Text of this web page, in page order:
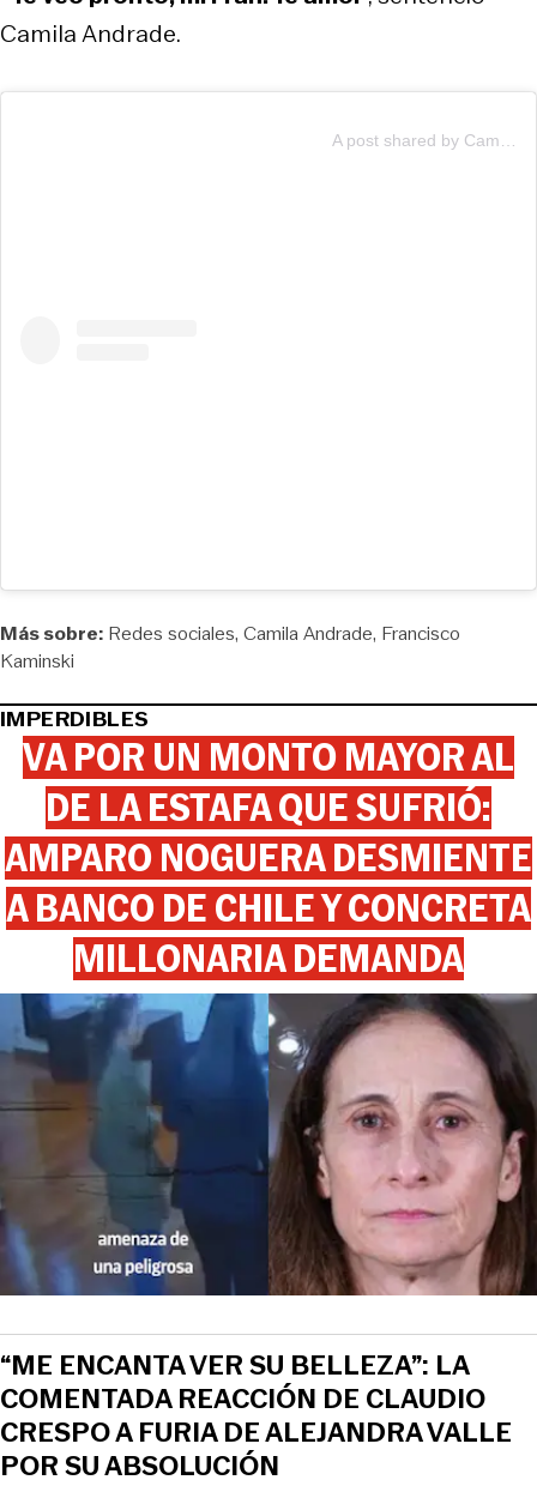
Camila Andrade.
View this post on Instagram
Más sobre: Redes sociales Camila Andrade Francisco
Kaminski
IMPERDIBLES
VA POR UN MONTO MAYOR AL
DE LA ESTAFA QUE SUFRIÓ:
AMPARO NOGUERA DESMIENTE
A BANCO DE CHILE Y CONCRETA
MILLONARIA DEMANDA
“ME ENCANTA VER SU BELLEZA”: LA
COMENTADA REACCIÓN DE CLAUDIO
CRESPO A FURIA DE ALEJANDRA VALLE
POR SU ABSOLUCIÓN